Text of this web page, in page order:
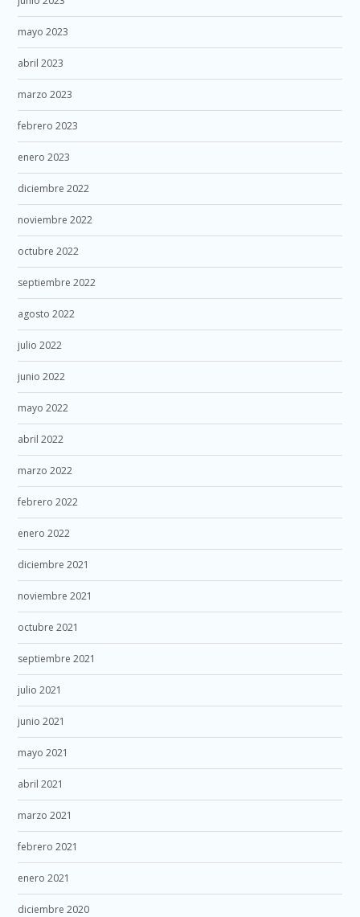
mayo 2023
abril 2023
marzo 2023
febrero 2023
enero 2023
diciembre 2022
noviembre 2022
octubre 2022
septiembre 2022
agosto 2022
julio 2022
junio 2022
mayo 2022
abril 2022
marzo 2022
febrero 2022
enero 2022
diciembre 2021
noviembre 2021
octubre 2021
septiembre 2021
julio 2021
junio 2021
mayo 2021
abril 2021
marzo 2021
febrero 2021
enero 2021
diciembre 2020